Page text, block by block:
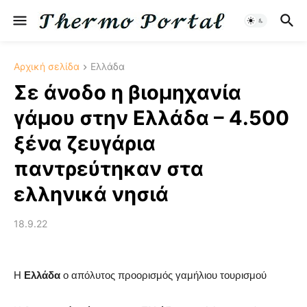
Αρχική σελίδα Ελλάδα
Σε άνοδο η βιομηχανία
γάμου στην Ελλάδα – 4.500
ξένα ζευγάρια
παντρεύτηκαν στα
ελληνικά νησιά
18.9.22
H Ελλάδα ο απόλυτος προορισμός γαμήλιου τουρισμού